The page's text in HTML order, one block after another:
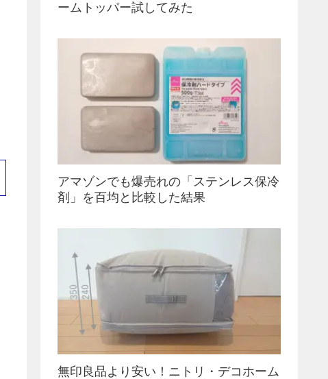
ームトッパー試してみた
アマゾンでも爆売れの「ステンレス保冷
剤」を百均と比較した結果
無印良品より安い！ニトリ・デコホーム